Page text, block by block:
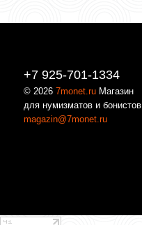
+7 925-701-1334
© 20267monet.ru Магазин
для нумизматов и бонистов
magazin@7monet.ru